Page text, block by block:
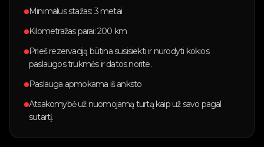
Minimalus stažas: 3 metai
Kilometražas parai: 200 km
Prieš rezervaciją būtina susisiekti ir nurodyti kokios
paslaugos trukmės ir datos norite.
Paslauga apmokama iš anksto
Atsakomybė už nuomojamą turtą kaip už savo pagal
sutartį.